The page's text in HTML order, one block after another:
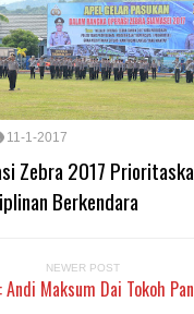
11-1-2017
Zebra 2017
Berkendara
NEWER POST
Maksum Dai Tokoh